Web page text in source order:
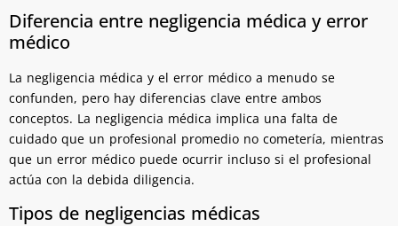
Diferencia entre negligencia médica y error
médico
La negligencia médica y el error médico a menudo se
confunden, pero hay diferencias clave entre ambos
conceptos. La negligencia médica implica una falta de
cuidado que un profesional promedio no cometería, mientras
que un error médico puede ocurrir incluso si el profesional
actúa con la debida diligencia.
Tipos de negligencias médicas